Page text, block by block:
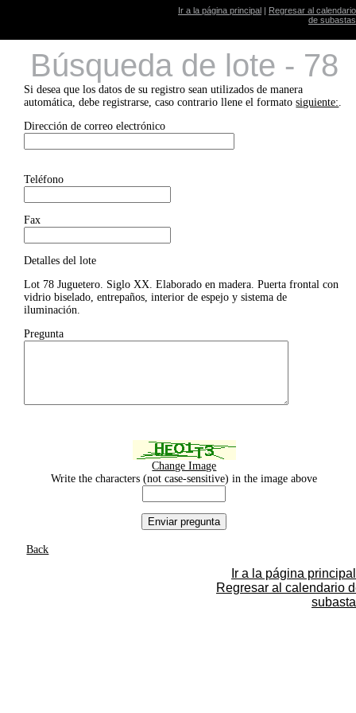
Ir a la página principal | Regresar al calendario
de subastas
Búsqueda de lote - 78
Si desea que los datos de su registro sean utilizados de manera
automática, debe registrarse, caso contrario llene el formatosiguiente:.
Dirección de correo electrónico
Teléfono
Fax
Detalles del lote
Lot 78 Juguetero. Siglo XX. Elaborado en madera. Puerta frontal con
vidrio biselado, entrepaños, interior de espejo y sistema de
iluminación.
Pregunta
Change Image
Write the characters (not case-sensitive) in the image above
Back
Ir a la página principal
Regresar al calendario